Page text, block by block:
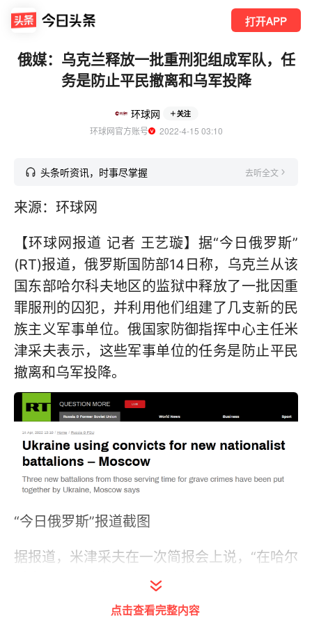
打开APP
俄媒：乌克兰释放一批重刑犯组成军队，任
务是防止平民撤离和乌军投降
环球网 关注
环球网官方账号
  2022-4-15 03:10
头条听资讯，时事尽掌握 去听全文
来源：环球网
【环球网报道 记者 王艺璇】据“今日俄罗斯”
(RT)报道，俄罗斯国防部14日称，乌克兰从该
国东部哈尔科夫地区的监狱中释放了一批因重
罪服刑的囚犯，并利用他们组建了几支新的民
族主义军事单位。俄国家防御指挥中心主任米
津采夫表示，这些军事单位的任务是防止平民
撤离和乌军投降。
“今日俄罗斯”报道截图
据报道，米津采夫在一次简报会上说，“在哈尔
科夫，三个新的民族主义营的组建工作正在完
成，”其工作人员都是因严重和极端的罪行而服
点击查看完整内容